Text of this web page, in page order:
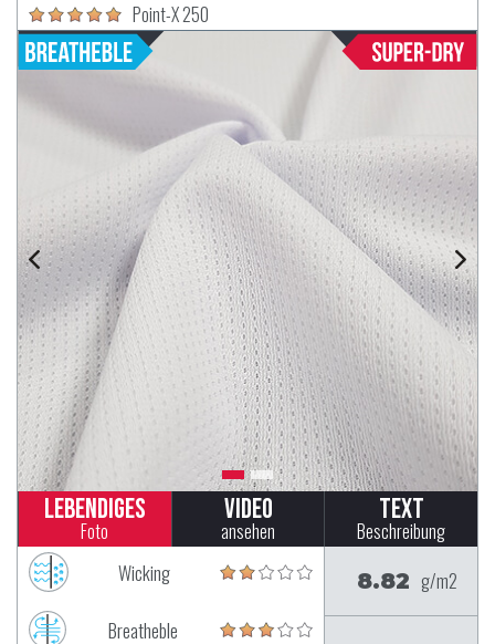
Point-X 250
Lebendiges
Foto
Video
ansehen
Text
Beschreibung
Wicking
Breatheble
8.82 g/m2